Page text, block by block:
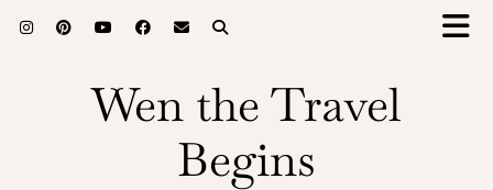
Wen the Travel
Begins